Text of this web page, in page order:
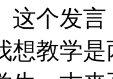
这个发
想教学